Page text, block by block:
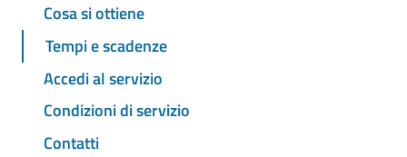
Cosa si ottiene
Tempi e scadenze
Accedi al servizio
Condizioni di servizio
Contatti